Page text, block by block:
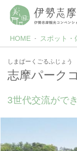
HOME スポット・
しまぱーくごるふじょう
志摩パーク
3世代交流がで